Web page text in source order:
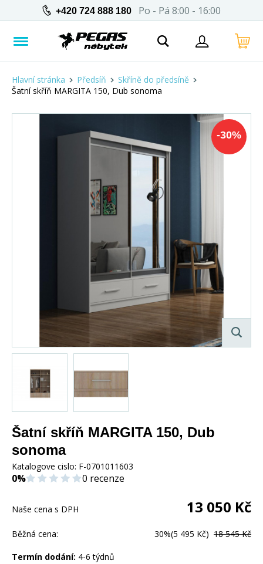
+420 724 888 180 Po - Pá 8:00 - 16:00
Hlavní stránka Předsíň
Skříně do předsíně
Šatní skříň MARGITA 150, Dub sonoma
-30%
Šatní skříň MARGITA 150, Dub
sonoma
Katalogove cislo: F-0701011603
0% 0 recenze
Naše cena s DPH 13 050 Kč
Běžná cena: 30%(5 495 Kč) 18 545 Kč
Termín dodání: 4-6 týdnů